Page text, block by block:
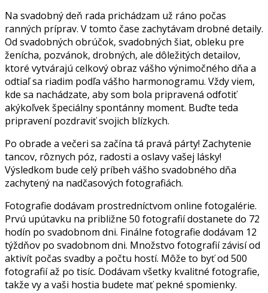
Na svadobný deň rada prichádzam už ráno počas
ranných príprav. V tomto čase zachytávam drobné detaily.
Od svadobných obrúčok, svadobných šiat, obleku pre
ženícha, pozvánok, drobných, ale dôležitých detailov,
ktoré vytvárajú celkový obraz vášho výnimočného dňa a
odtiaľ sa riadim podľa vášho harmonogramu. Vždy viem,
kde sa nachádzate, aby som bola pripravená odfotiť
akýkoľvek špeciálny spontánny moment. Buďte teda
pripravení pozdraviť svojich blízkych.
Po obrade a večeri sa začína tá pravá párty! Zachytenie
tancov, rôznych póz, radosti a oslavy vašej lásky!
Výsledkom bude celý príbeh vášho svadobného dňa
zachytený na nadčasových fotografiách.
Fotografie dodávam prostredníctvom online fotogalérie.
Prvú upútavku na približne 50 fotografií dostanete do 72
hodín po svadobnom dni. Finálne fotografie dodávam 12
týždňov po svadobnom dni. Množstvo fotografií závisí od
aktivít počas svadby a počtu hostí. Môže to byť od 500
fotografií až po tisíc. Dodávam všetky kvalitné fotografie,
takže vy a vaši hostia budete mať pekné spomienky.